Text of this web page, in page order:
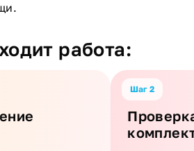
работа:
Шаг 2